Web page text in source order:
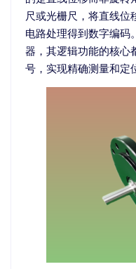
尺或光栅尺，将直线位
电路处理得到数字编码
器，其逻辑功能的核心
号，实现精确测量和定